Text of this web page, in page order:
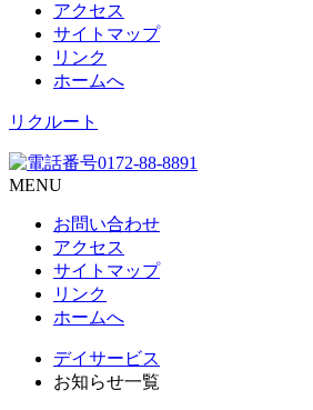
アクセス
サイトマップ
リンク
ホームへ
リクルート
MENU
お問い合わせ
アクセス
サイトマップ
リンク
ホームへ
デイサービス
お知らせ一覧